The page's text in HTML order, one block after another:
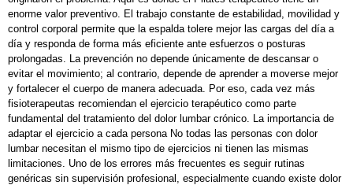
enorme valor preventivo. El trabajo constante de estabilidad, movilidad y
control corporal permite que la espalda tolere mejor las cargas del día a
día y responda de forma más eficiente ante esfuerzos o posturas
prolongadas. La prevención no depende únicamente de descansar o
evitar el movimiento; al contrario, depende de aprender a moverse mejor
y fortalecer el cuerpo de manera adecuada. Por eso, cada vez más
fisioterapeutas recomiendan el ejercicio terapéutico como parte
fundamental del tratamiento del dolor lumbar crónico. La importancia de
adaptar el ejercicio a cada persona No todas las personas con dolor
lumbar necesitan el mismo tipo de ejercicios ni tienen las mismas
limitaciones. Uno de los errores más frecuentes es seguir rutinas
genéricas sin supervisión profesional, especialmente cuando existe dolor